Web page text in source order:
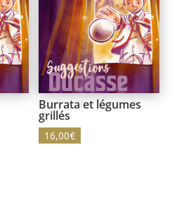
Burrata et légumes
grillés
16,00€